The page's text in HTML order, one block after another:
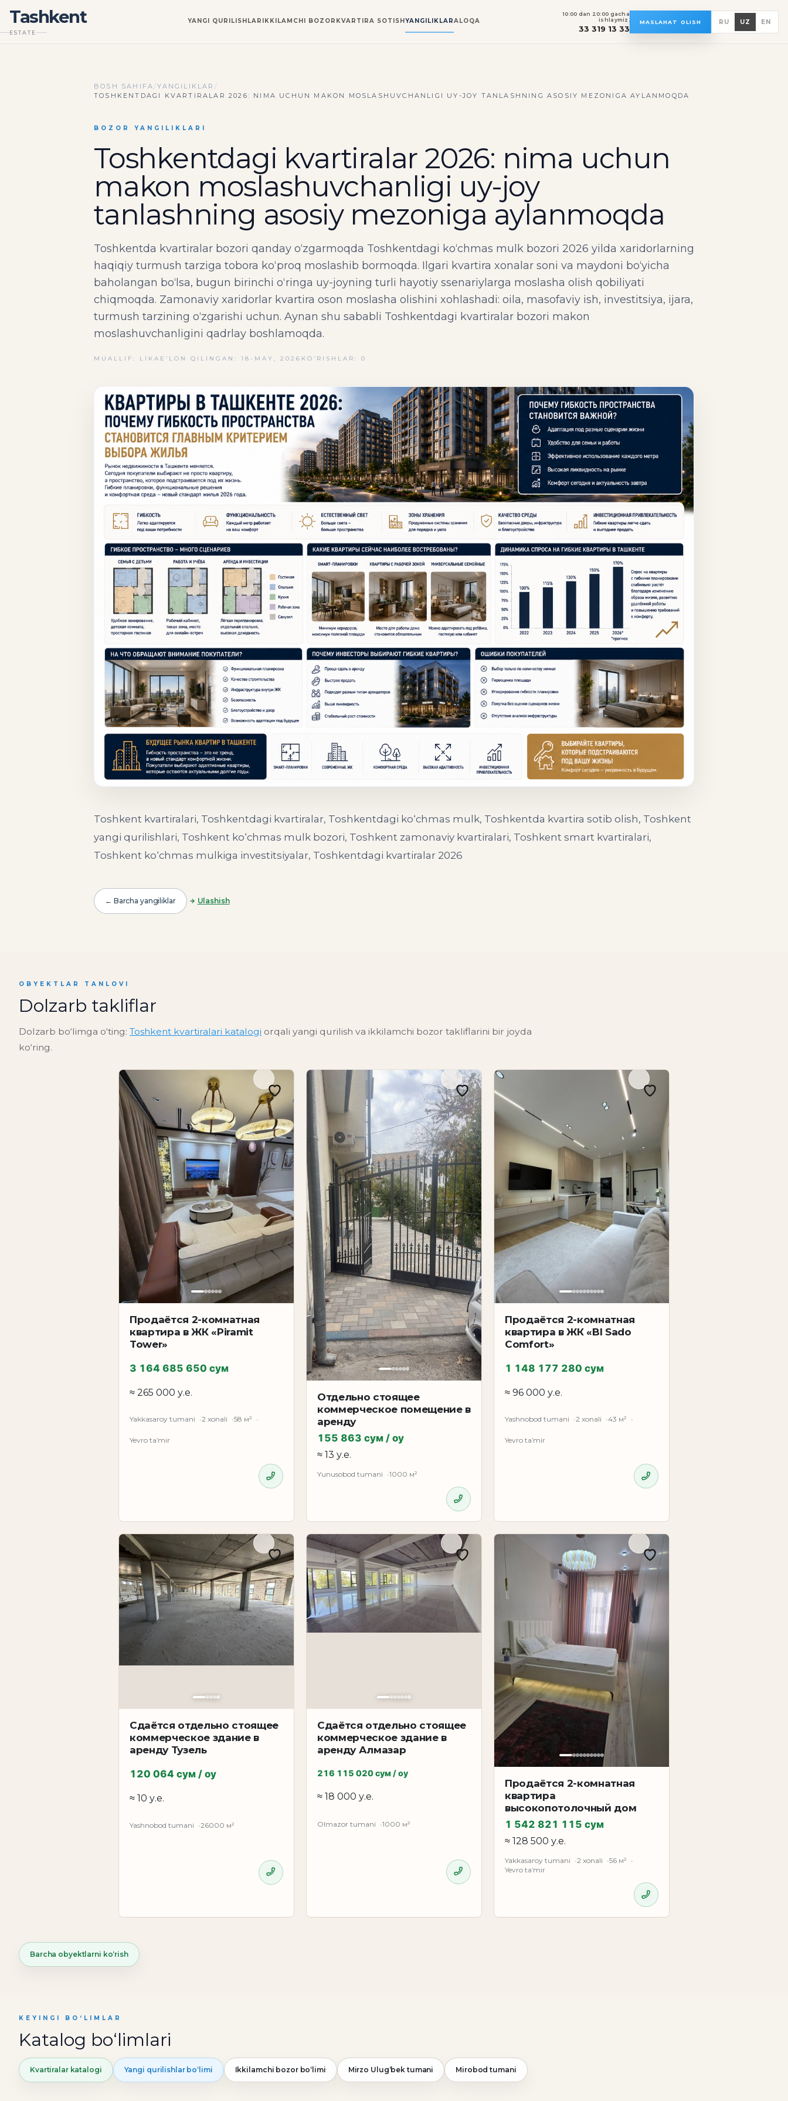
Tashkent
ESTATE
YANGI QURILISHLAR IKKILAMCHI BOZOR KVARTIRA SOTISHYANGILIKLARALOQA
10:00 dan 20:00 gacha
ishlaymiz.
33 319 13 33
MASLAHAT OLISH RU UZ EN
BOSH SAHIFA/YANGILIKLAR /
TOSHKENTDAGI KVARTIRALAR 2026: NIMA UCHUN MAKON MOSLASHUVCHANLIGI UY-JOY TANLASHNING ASOSIY MEZONIGA AYLANMOQDA
BOZOR YANGILIKLARI
Toshkentdagi kvartiralar 2026: nima uchun
makon moslashuvchanligi uy-joy
tanlashning asosiy mezoniga aylanmoqda
Toshkentda kvartiralar bozori qanday o‘zgarmoqda Toshkentdagi ko‘chmas mulk bozori 2026 yilda xaridorlarning
haqiqiy turmush tarziga tobora ko‘proq moslashib bormoqda. Ilgari kvartira xonalar soni va maydoni bo‘yicha
baholangan bo‘lsa, bugun birinchi o‘ringa uy-joyning turli hayotiy ssenariylarga moslasha olish qobiliyati
chiqmoqda. Zamonaviy xaridorlar kvartira oson moslasha olishini xohlashadi: oila, masofaviy ish, investitsiya, ijara,
turmush tarzining o‘zgarishi uchun. Aynan shu sababli Toshkentdagi kvartiralar bozori makon
moslashuvchanligini qadrlay boshlamoqda.
MUALLIF: LIKA E’LON QILINGAN: 18-MAY, 2026 KO‘RISHLAR: 0
Toshkent kvartiralari, Toshkentdagi kvartiralar, Toshkentdagi ko‘chmas mulk, Toshkentda kvartira sotib olish, Toshkent
yangi qurilishlari, Toshkent ko‘chmas mulk bozori, Toshkent zamonaviy kvartiralari, Toshkent smart kvartiralari,
Toshkent ko‘chmas mulkiga investitsiyalar, Toshkentdagi kvartiralar 2026
← Barcha yangiliklar Ulashish
OBYEKTLAR TANLOVI
Dolzarb takliflar
Dolzarb bo‘limga o‘ting: Toshkent kvartiralari katalogi orqali yangi qurilish va ikkilamchi bozor takliflarini bir joyda
ko‘ring.
Продаётся 2-комнатная
квартира в ЖК «Piramit
Tower»
3 164 685 650 сум
≈ 265 000 у.е.
Yakkasaroy tumani 2 xonali 58 м²
Yevro taʼmir
SURISH
Отдельно стоящее
коммерческое помещение в
аренду
155 863 сум / oy
≈ 13 у.е.
Yunusobod tumani 1000 м²
Продаётся 2-комнатная
квартира в ЖК «BI Sado
Comfort»
1 148 177 280 сум
≈ 96 000 у.е.
Yashnobod tumani 2 xonali 43 м²
Yevro taʼmir
Сдаётся отдельно стоящее
коммерческое здание в
аренду Тузель
120 064 сум / oy
≈ 10 у.е.
Yashnobod tumani 26000 м²
Сдаётся отдельно стоящее
коммерческое здание в
аренду Алмазар
216 115 020 сум / oy
≈ 18 000 у.е.
Olmazor tumani 1000 м²
Продаётся 2-комнатная
квартира
высокопотолочный дом
1 542 821 115 сум
≈ 128 500 у.е.
Yakkasaroy tumani 2 xonali
56 м²
Yevro taʼmir
Barcha obyektlarni ko‘rish
KEYINGI BO‘LIMLAR
Katalog bo‘limlari
Kvartiralar katalogi Yangi qurilishlar bo‘limi Ikkilamchi bozor bo‘limi Mirzo Ulug‘bek tumani Mirobod tumani